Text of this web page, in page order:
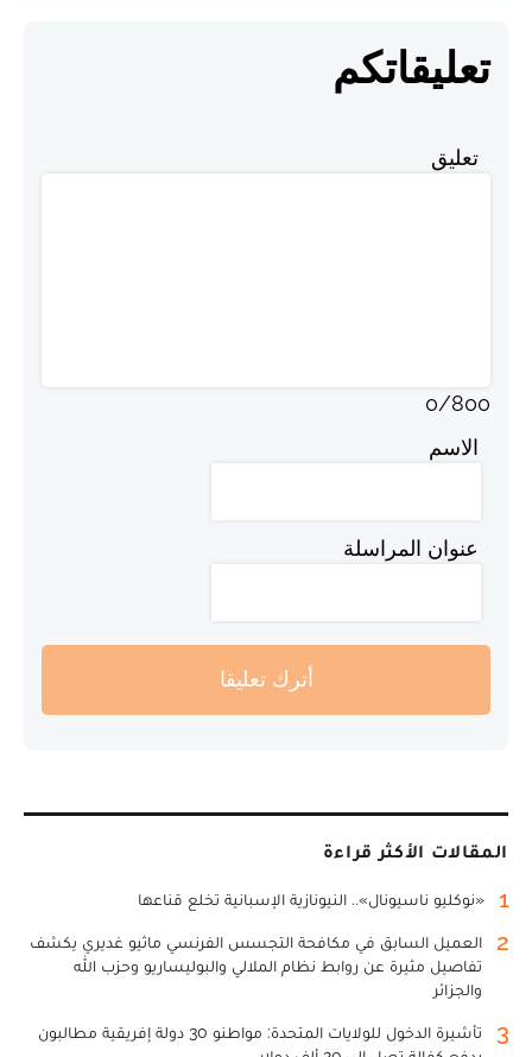
تعليقاتكم
تعليق
0/800
الاسم
عنوان المراسلة
أترك تعليقا
المقالات الأكثر قراءة
1 «نوكليو ناسيونال».. النيونازية الإسبانية تخلع قناعها
2
العميل السابق في مكافحة التجسس الفرنسي ماثيو غديري يكشف
تفاصيل مثيرة عن روابط نظام الملالي والبوليساريو وحزب الله
والجزائر
3
تأشيرة الدخول للولايات المتحدة: مواطنو 30 دولة إفريقية مطالبون